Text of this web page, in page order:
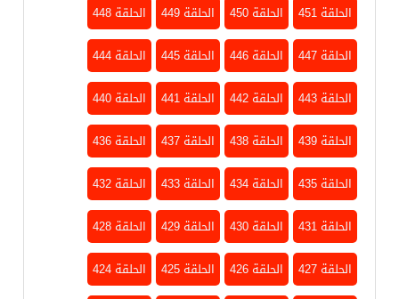
الحلقة 451
الحلقة 450 الحلقة 449
الحلقة 448
الحلقة 447
الحلقة 446 الحلقة 445
الحلقة 444
الحلقة 443
الحلقة 442 الحلقة 441
الحلقة 440
الحلقة 439
الحلقة 438 الحلقة 437
الحلقة 436
الحلقة 435
الحلقة 434 الحلقة 433
الحلقة 432
الحلقة 431
الحلقة 430 الحلقة 429
الحلقة 428
الحلقة 427
الحلقة 426 الحلقة 425
الحلقة 424